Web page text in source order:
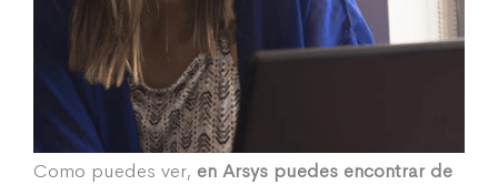
Como puedes ver, en Arsys puedes encontrar de